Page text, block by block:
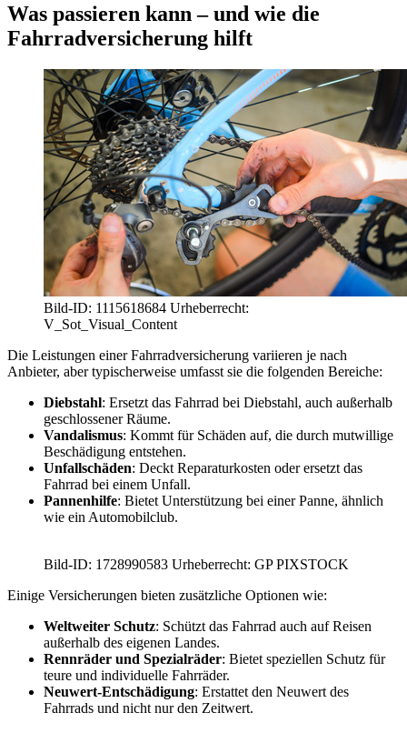
Was passieren kann – und wie die
Fahrradversicherung hilft
Bild-ID: 1115618684 Urheberrecht:
V_Sot_Visual_Content
Die Leistungen einer Fahrradversicherung variieren je nach
Anbieter, aber typischerweise umfasst sie die folgenden Bereiche:
Diebstahl: Ersetzt das Fahrrad bei Diebstahl, auch außerhalb
geschlossener Räume.
Vandalismus: Kommt für Schäden auf, die durch mutwillige
Beschädigung entstehen.
Unfallschäden: Deckt Reparaturkosten oder ersetzt das
Fahrrad bei einem Unfall.
Pannenhilfe: Bietet Unterstützung bei einer Panne, ähnlich
wie ein Automobilclub.
Bild-ID: 1728990583 Urheberrecht: GP PIXSTOCK
Einige Versicherungen bieten zusätzliche Optionen wie:
Weltweiter Schutz: Schützt das Fahrrad auch auf Reisen
außerhalb des eigenen Landes.
Rennräder und Spezialräder: Bietet speziellen Schutz für
teure und individuelle Fahrräder.
Neuwert-Entschädigung: Erstattet den Neuwert des
Fahrrads und nicht nur den Zeitwert.